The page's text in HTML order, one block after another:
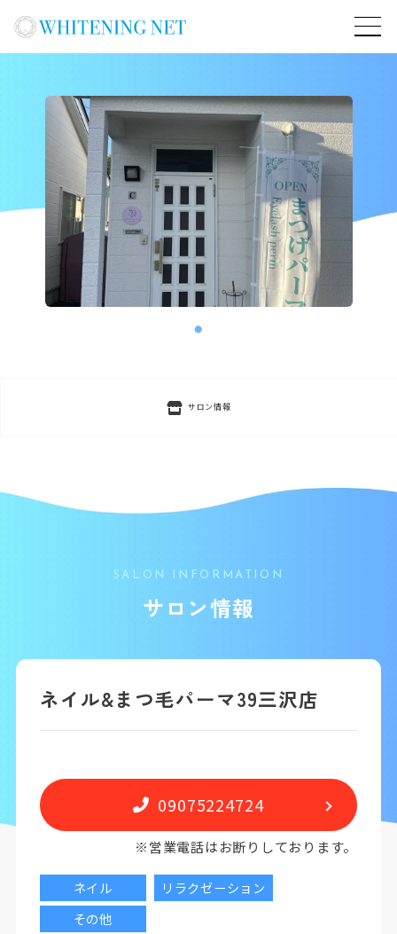
サロン情報
SALON INFORMATION
サロン情報
ネイル&まつ毛パーマ39三沢店
09075224724
※営業電話はお断りしております。
ネイル
リラクゼーション
その他